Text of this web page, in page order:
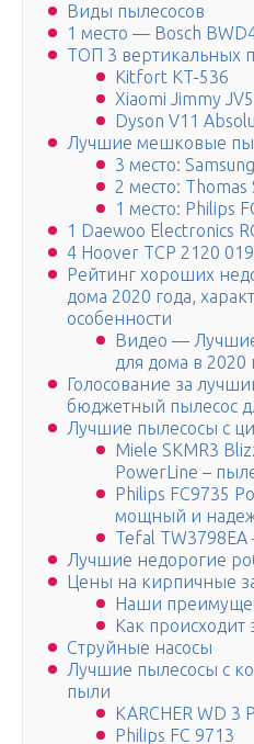
Виды пылесосов
1 место — Bosch
ТОП 3 вертикальных
Kitfort KT-536
Xiaomi Jimmy
Dyson V11
Лучшие мешковые
3 место:
2 место:
1 место: Philips
1 Daewoo Electronics
4 Hoover TCP 2120
Рейтинг хороших
дома 2020 года,
особенности
Видео —
для дома в 2020
Голосование за
бюджетный пылесос
Лучшие пылесосы с
Miele SKMR3
PowerLine –
Philips FC9735
мощный и
Tefal
Лучшие недорогие
Цены на кирпичные
Наши
Как происходит
Струйные насосы
Лучшие пылесосы с
пыли
KARCHER WD 3
Philips FC 9713